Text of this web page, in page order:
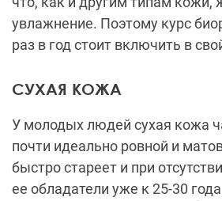
увлажнение. Поэтому курс
раз в год стоит включить в
СУХАЯ КОЖА
У молодых людей сухая кожа
почти идеально ровной и
быстро стареет и при
ее обладатели уже к 25-30